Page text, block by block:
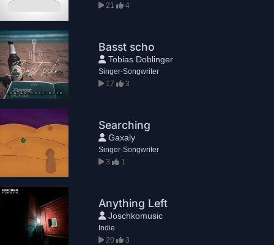
21
4
Basst scho
Tobias Doblinger
Singer-Songwriter
17
3
Searching
Gaxaly
Singer-Songwriter
3
1
Anything Left
Joschkomusic
Indie
20
3